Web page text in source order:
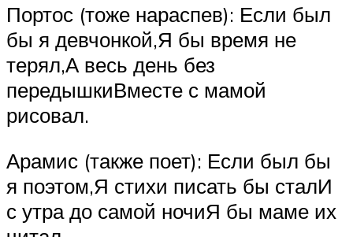
Портос (тоже нараспев): Если был
бы я девчонкой,Я бы время не
терял,А весь день без
передышкиВместе с мамой
рисовал.
Арамис (также поет): Если был бы
я поэтом,Я стихи писать бы сталИ
с утра до самой ночиЯ бы маме их